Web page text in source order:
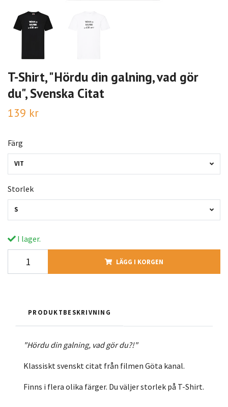
T-Shirt, "Hördu din galning, vad gör
du", Svenska Citat
139 kr
Färg
VIT
Storlek
S
I lager.
LÄGG I KORGEN
PRODUKTBESKRIVNING
"Hördu din galning, vad gör du?!"
Klassiskt svenskt citat från filmen Göta kanal.
Finns i flera olika färger. Du väljer storlek på T-Shirt.